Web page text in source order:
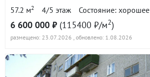
57.2 м2 4/5 этаж Состояние: хорошее
6 600 000 ₽ (115400 ₽/м2)
размещено: 23.07.2026 , обновлено: 1.08.2026